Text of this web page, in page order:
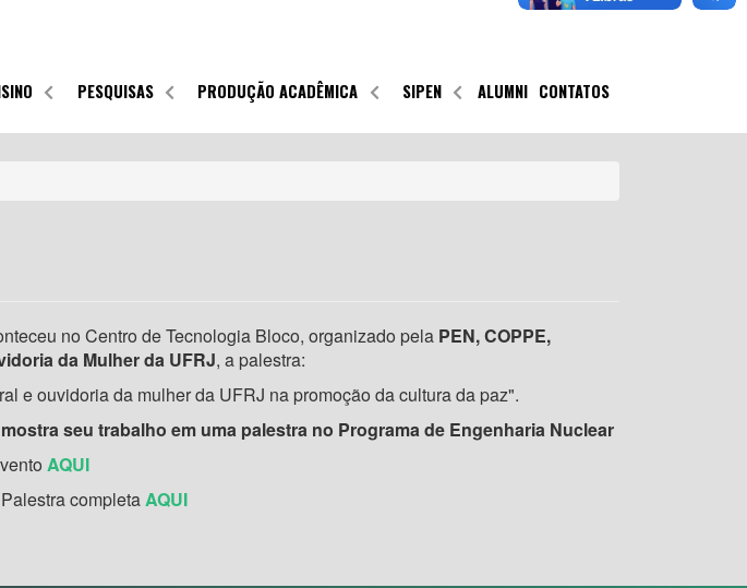
PESQUISAS PRODUÇÃO ACADÊMICA SIPEN ALUMNI CONTATOS
no Centro de Tecnologia Bloco, organizado pela PEN, COPPE,
da Mulher da UFRJ, a palestra:
e ouvidoria da mulher da UFRJ na promoção da cultura da paz".
seu trabalho em uma palestra no Programa de Engenharia Nuclear
AQUI
completaAQUI